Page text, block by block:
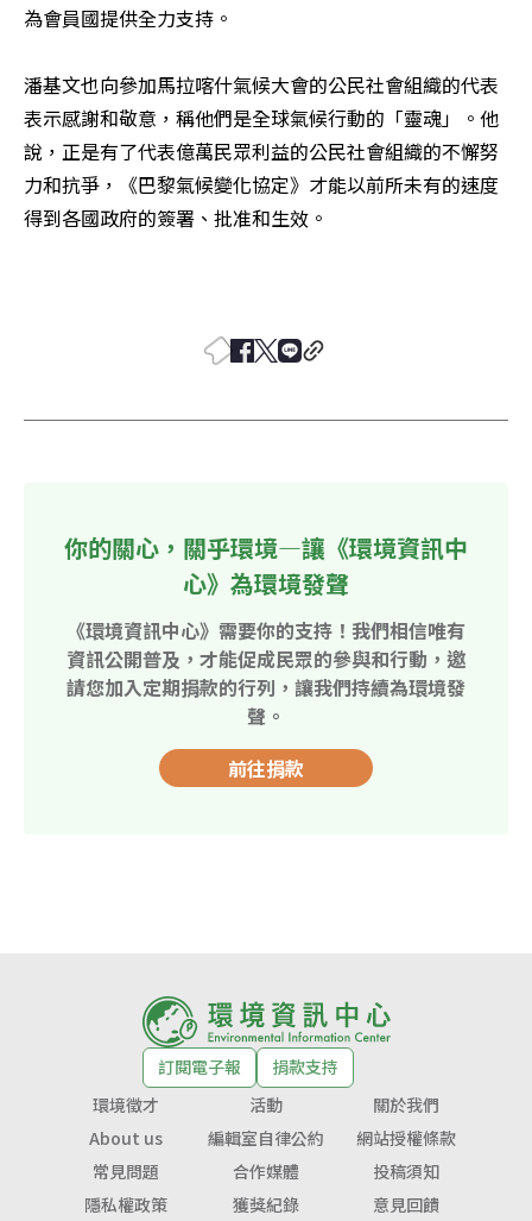
為會員國提供全力支持。
潘基文也向參加馬拉喀什氣候大會的公民社會組織的代表
表示感謝和敬意，稱他們是全球氣候行動的「靈魂」。他
說，正是有了代表億萬民眾利益的公民社會組織的不懈努
力和抗爭，《巴黎氣候變化協定》才能以前所未有的速度
得到各國政府的簽署、批准和生效。
你的關心，關乎環境—讓《環境資訊中
心》為環境發聲
《環境資訊中心》需要你的支持！我們相信唯有
資訊公開普及，才能促成民眾的參與和行動，邀
請您加入定期捐款的行列，讓我們持續為環境發
聲。
前往捐款
訂閱電子報
捐款支持
環境徵才
活動
關於我們
About us
編輯室自律公約
網站授權條款
常見問題
合作媒體
投稿須知
隱私權政策
獲獎紀錄 意見回饋